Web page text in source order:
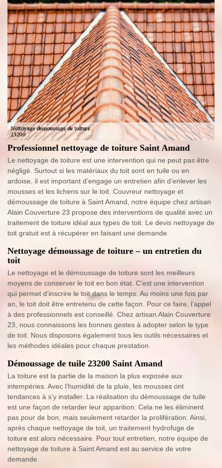
Professionnel nettoyage de toiture Saint Amand
Le nettoyage de toiture est une intervention qui ne peut pas être
négligé. Surtout si les matériaux du toit sont en tuile ou en
ardoise, il est important d’engage un entretien afin d’enlever les
mousses et les lichens sur le toit. Couvreur nettoyage et
démoussage de toiture à Saint Amand, notre équipe chez artisan
Alain Couverture 23 propose des interventions de qualité avec un
traitement de toiture idéal aux types de toit. Le devis nettoyage de
toit gratuit est à récupérer en faisant une demande.
Nettoyage démoussage de toiture – un entretien du
toit
Le nettoyage et le démoussage de toiture sont les meilleurs
moyens de conserver le toit en bon état. C’est une intervention
qui permet d’inscrire le toit dans le temps. Au moins une fois par
an, le toit doit être entretenu de cette façon. Pour ce faire, l’appel
à des professionnels est conseillé. Chez artisan Alain Couverture
23, nous connaissons les bonnes gestes à adopter selon le type
de toit. Nous disposons également tous les outils nécessaires et
les méthodes idéales pour chaque prestation.
Démoussage de tuile 23200 Saint Amand
La toiture est la partie de la maison la plus exposée aux
intempéries. Avec l’humidité de la pluie, les mousses ont
tendances à s’y installer. La réalisation du démoussage de tuile
est une façon de retarder leur apparition. Cela ne les éliminent
pas pour de bon, mais seulement retarder la prolifération. Ainsi,
après chaque nettoyage de toit, un traitement hydrofuge de
toiture est alors nécessaire. Pour tout entretien, notre équipe de
nettoyage de toiture à Saint Amand est au service de votre
demande.